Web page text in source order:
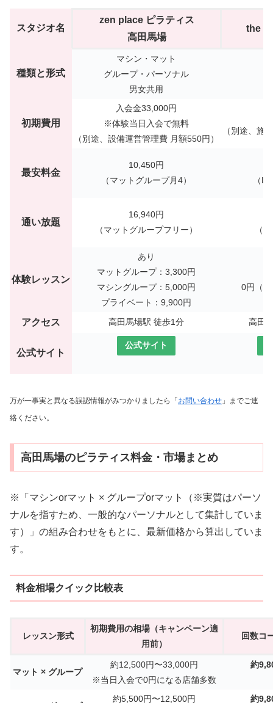
スタジオ名
zen place ピラティス
高田馬場
the
種類と形式
マシン・マット
グループ・パーソナル
男女共用
初期費用
入会金33,000円
※体験当日入会で無料
（別途、設備運営管理費 月額550円）
（別途、施
最安料金
10,450円
（マットグループ月4）
（
通い放題
16,940円
（マットグループフリー）
（
体験レッスン
あり
マットグループ：3,300円
マシングループ：5,000円
プライベート：9,900円
0円（
アクセス 高田馬場駅 徒歩1分 高田
公式サイト
公式サイト
万が一事実と異なる誤認情報がみつかりましたら「 お問い合わせ 」までご連
絡ください。
高田馬場のピラティス料金・市場まとめ
※「マシンorマット × グループorマット（※実質はパーソ
ナルを指すため、一般的なパーソナルとして集計していま
す）」の組み合わせをもとに、最新価格から算出していま
す。
料金相場クイック比較表
レッスン形式
初期費用の相場（キャンペーン適
用前）
回数コ
マット × グループ
約12,500円〜33,000円
※当日入会で0円になる店舗多数
約
約5,500円〜12,500円
約